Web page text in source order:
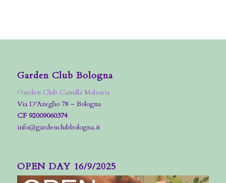
Garden Club Bologna
Garden Club Camilla Malvasia
Via D’Azeglio 78 – Bologna
CF 92009060374
info@gardenclubbologna.it
OPEN DAY 16/9/2025